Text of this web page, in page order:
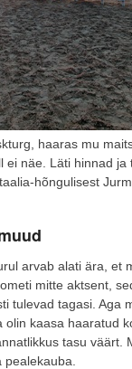
haaras mu
näe. Läti hinnad
hõngulisest
arvab alati ära, et
mitte aktsent,
tulevad tagasi. Aga
kaasa haaratud
tasu väärt.